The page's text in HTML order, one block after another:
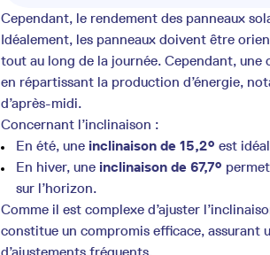
Cependant, le rendement des panneaux
Idéalement, les panneaux doivent être
tout au long de la journée. Cependant, une
en répartissant la production d’énergie,
d’après-midi.
Concernant l’inclinaison :
En été, une inclinaison de 15,2° est
En hiver, une inclinaison de 67,7°
sur l’horizon.
Comme il est complexe d’ajuster
constitue un compromis efficace, assurant